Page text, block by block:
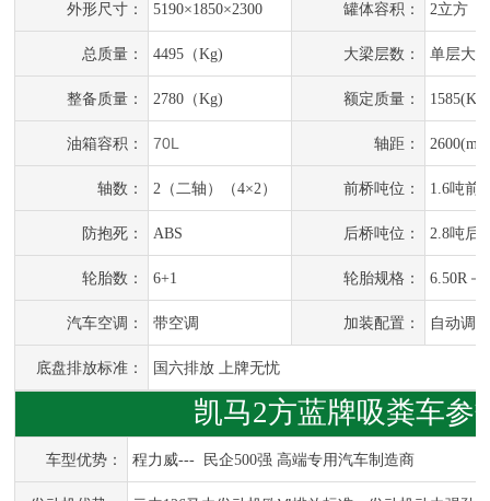
外形尺寸： 5190×1850×2300 罐体容积： 2立方
总质量： 4495（Kg) 大梁层数： 单层大
整备质量： 2780（Kg) 额定质量： 1585(Kg)
油箱容积： 70L 轴距：
轴数： 2（二轴）（4×2） 前桥吨位： 1.6吨前
防抱死： ABS 后桥吨位： 2.8吨后
轮胎数： 6+1 轮胎规格： 6.50R－
汽车空调： 带空调 加装配置： 自动调
底盘排放标准： 国六排放 上牌无忧
凯马2方蓝牌吸粪车参
车型优势： 程力威--- 民企500强 高端专用汽车制造商